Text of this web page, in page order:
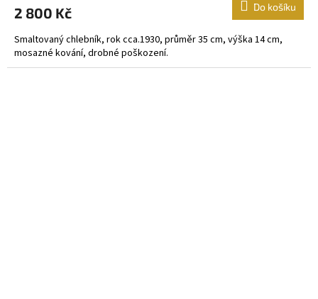
2 800 Kč Do košíku
Smaltovaný chlebník, rok cca.1930, průměr 35 cm, výška 14 cm,
mosazné kování, drobné poškození.